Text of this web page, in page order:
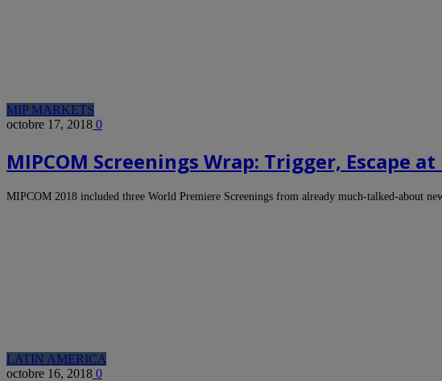
MIP MARKETS
octobre 17, 2018 0
MIPCOM Screenings Wrap: Trigger, Escape
MIPCOM 2018 included three World Premiere Screenings from already much-talked-about
LATIN AMERICA
octobre 16, 2018 0